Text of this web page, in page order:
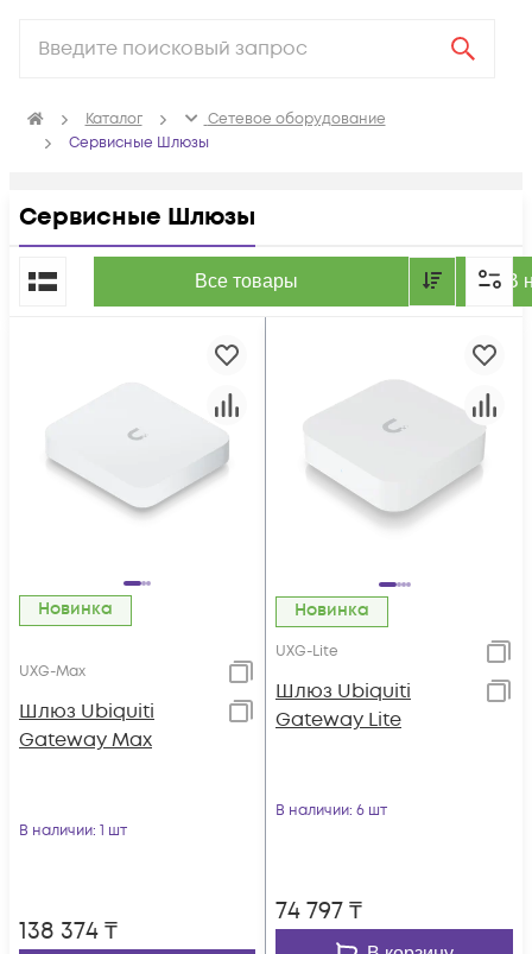
Каталог
Сетевое оборудование
Сервисные Шлюзы
Сервисные Шлюзы
Все товары В
По популярности
Новинка
UXG-Max
Шлюз Ubiquiti
Gateway Max
В наличии: 1 шт
138 374₸
Новинка
UXG-Lite
Шлюз Ubiquiti
Gateway Lite
В наличии: 6 шт
74 797₸